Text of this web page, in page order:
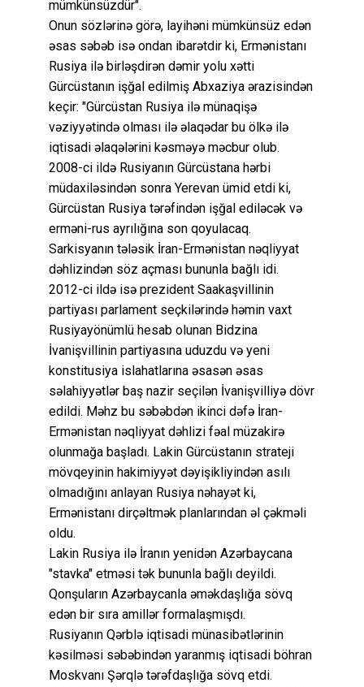
mümkünsüzdür".
Onun sözlərinə görə, layihəni mümkünsüz edən
əsas səbəb isə ondan ibarətdir ki, Ermənistanı
Rusiya ilə birləşdirən dəmir yolu xətti
Gürcüstanın işğal edilmiş Abxaziya ərazisindən
keçir: "Gürcüstan Rusiya ilə münaqişə
vəziyyətində olması ilə əlaqədar bu ölkə ilə
iqtisadi əlaqələrini kəsməyə məcbur olub.
2008-ci ildə Rusiyanın Gürcüstana hərbi
müdaxiləsindən sonra Yerevan ümid etdi ki,
Gürcüstan Rusiya tərəfindən işğal ediləcək və
erməni-rus ayrılığına son qoyulacaq.
Sarkisyanın tələsik İran-Ermənistan nəqliyyat
dəhlizindən söz açması bununla bağlı idi.
2012-ci ildə isə prezident Saakaşvillinin
partiyası parlament seçkilərində həmin vaxt
Rusiyayönümlü hesab olunan Bidzina
İvanişvillinin partiyasına uduzdu və yeni
konstitusiya islahatlarına əsasən əsas
səlahiyyətlər baş nazir seçilən İvanişvilliyə dövr
edildi. Məhz bu səbəbdən ikinci dəfə İran-
Ermənistan nəqliyyat dəhlizi fəal müzakirə
olunmağa başladı. Lakin Gürcüstanın strateji
mövqeyinin hakimiyyət dəyişikliyindən asılı
olmadığını anlayan Rusiya nəhayət ki,
Ermənistanı dirçəltmək planlarından əl çəkməli
oldu.
Lakin Rusiya ilə İranın yenidən Azərbaycana
"stavka" etməsi tək bununla bağlı deyildi.
Qonşuların Azərbaycanla əməkdaşlığa sövq
edən bir sıra amillər formalaşmışdı.
Rusiyanın Qərblə iqtisadi münasibətlərinin
kəsilməsi səbəbindən yaranmış iqtisadi böhran
Moskvanı Şərqlə tərəfdaşlığa sövq etdi.